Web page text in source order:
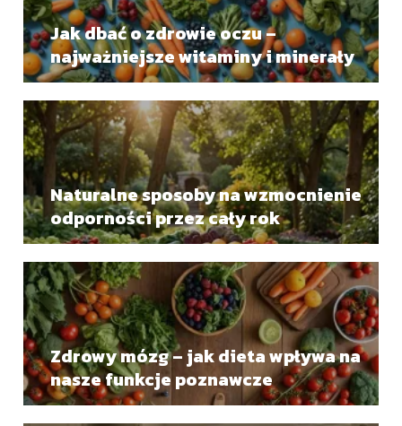
Jak dbać o zdrowie oczu –
najważniejsze witaminy i minerały
Naturalne sposoby na wzmocnienie
odporności przez cały rok
Zdrowy mózg – jak dieta wpływa na
nasze funkcje poznawcze